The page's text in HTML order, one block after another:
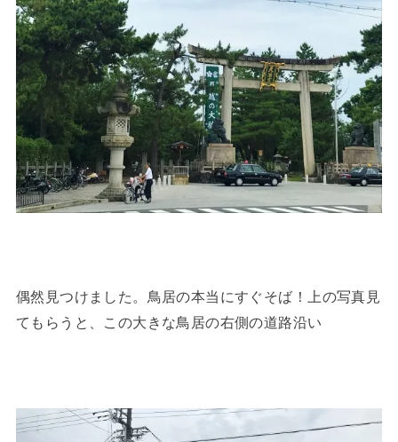
偶然見つけました。鳥居の本当にすぐそば！上の写真見
てもらうと、この大きな鳥居の右側の道路沿い